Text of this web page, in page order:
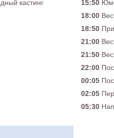
кастинг
15:50
18:00
18:50
21:00
21:50
22:00
00:05
02:05
05:30